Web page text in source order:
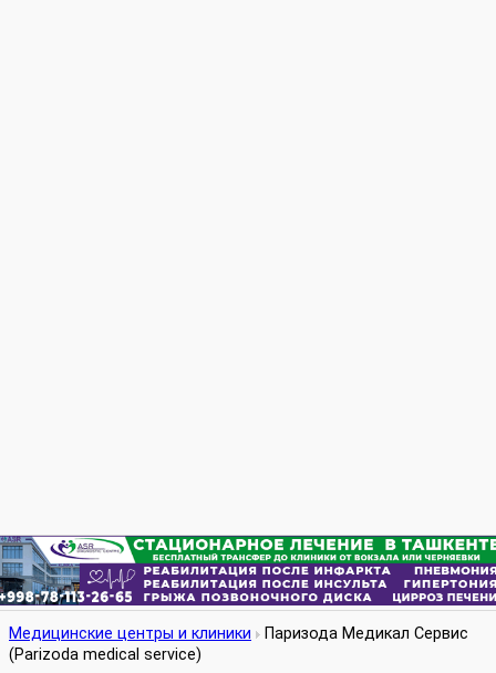
Медицинские центры и клиники
Паризода Медикал Сервис
(Parizoda medical service)